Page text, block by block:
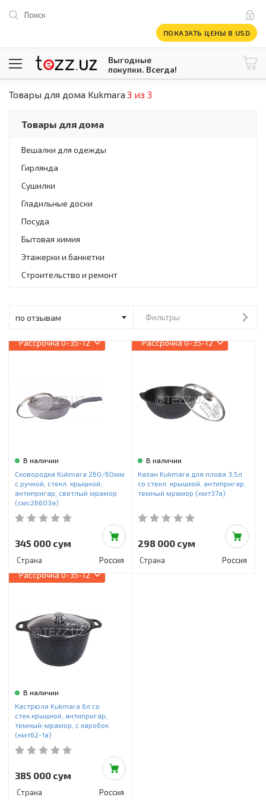
Поиск
ПОКАЗАТЬ ЦЕНЫ В USD
Выгодные
покупки. Всегда!
1 USD = 12 296.16 сум \
Все категории
Компьютеры и оргтехника
Телевизоры
Климатическая техника
Встраиваемая техника
Инструменты и техника
Красота и здоровье
Пылесосы
Сантехника
Климатическая техника
Встраиваемая техника
Крупнобытовая техника
Мелкая бытовая техника
Товары для дома Kukmara 3 из 3
Товары для дома
Вешалки для одежды
Гирлянда
Сушилки
Гладильные доски
Посуда
Бытовая химия
Этажерки и банкетки
Строительство и ремонт
Фильтры
Рассрочка0-35-12
В наличии
Сковородка Kukmara 260/60мм
с ручкой, стекл. крышкой,
антипригар, светлый мрамор
(смс26603а)
345 000 сум
Страна Россия
Рассрочка0-35-12
В наличии
Казан Kukmara для плова 3,5л
со стекл. крышкой, антипригар,
темный мрамор (кмт37а)
298 000 сум
Страна Россия
Рассрочка0-35-12
В наличии
Кастрюля Kukmara 6л со
стек.крышкой, антипригар,
темный-мрамор, с каробок
(кмт62-1а)
385 000 сум
Страна Россия